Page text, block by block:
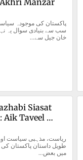
خان جیل سے...
Siasat
Aik Taveel
میں بعض...